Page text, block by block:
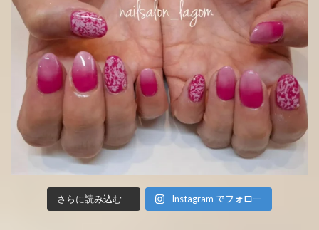
さらに読み込む... Instagram でフォロー